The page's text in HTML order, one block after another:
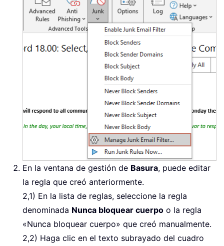
En la ventana de gestión de Basura, puede editar
la regla que creó anteriormente.
2,1) En la lista de reglas, seleccione la regla
denominada Nunca bloquear cuerpo o la regla
«Nunca bloquear cuerpo» que creó manualmente.
2,2) Haga clic en el texto subrayado del cuadro